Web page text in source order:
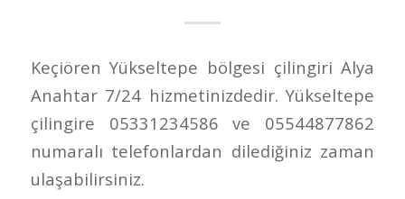
Keçiören Yükseltepe bölgesi çilingiri Alya
Anahtar 7/24 hizmetinizdedir. Yükseltepe
çilingire 05331234586 ve 05544877862
numaralı telefonlardan dilediğiniz zaman
ulaşabilirsiniz.